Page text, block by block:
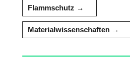
Flammschutz
Materialwissenschaften